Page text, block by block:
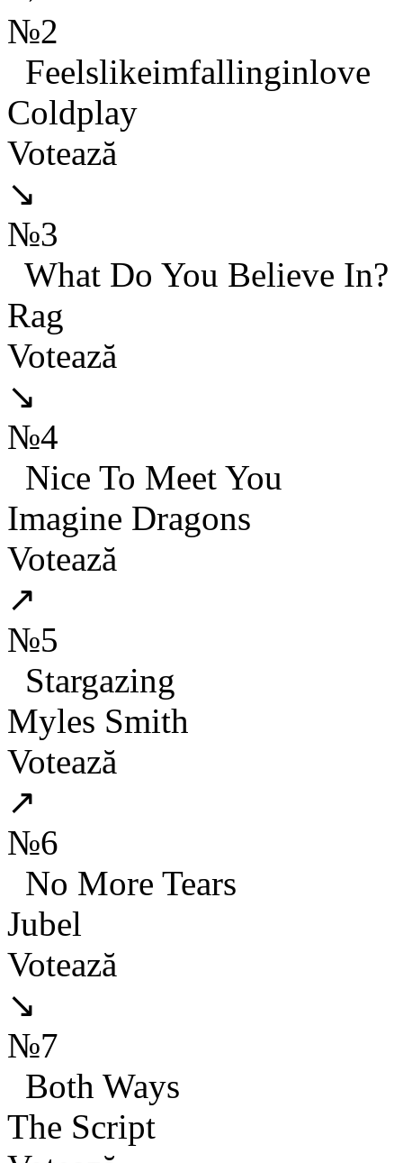
№2
Feelslikeimfallinginlove
Coldplay
Votează
↘
№3
What Do You Believe In?
Rag
Votează
↘
№4
Nice To Meet You
Imagine Dragons
Votează
↗
№5
Stargazing
Myles Smith
Votează
↗
№6
No More Tears
Jubel
Votează
↘
№7
Both Ways
The Script